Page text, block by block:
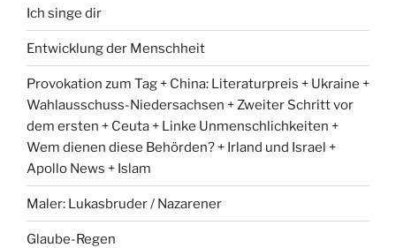
Ich singe dir
Entwicklung der Menschheit
Provokation zum Tag + China: Literaturpreis + Ukraine +
Wahlausschuss-Niedersachsen + Zweiter Schritt vor
dem ersten + Ceuta + Linke Unmenschlichkeiten +
Wem dienen diese Behörden? + Irland und Israel +
Apollo News + Islam
Maler: Lukasbruder / Nazarener
Glaube-Regen